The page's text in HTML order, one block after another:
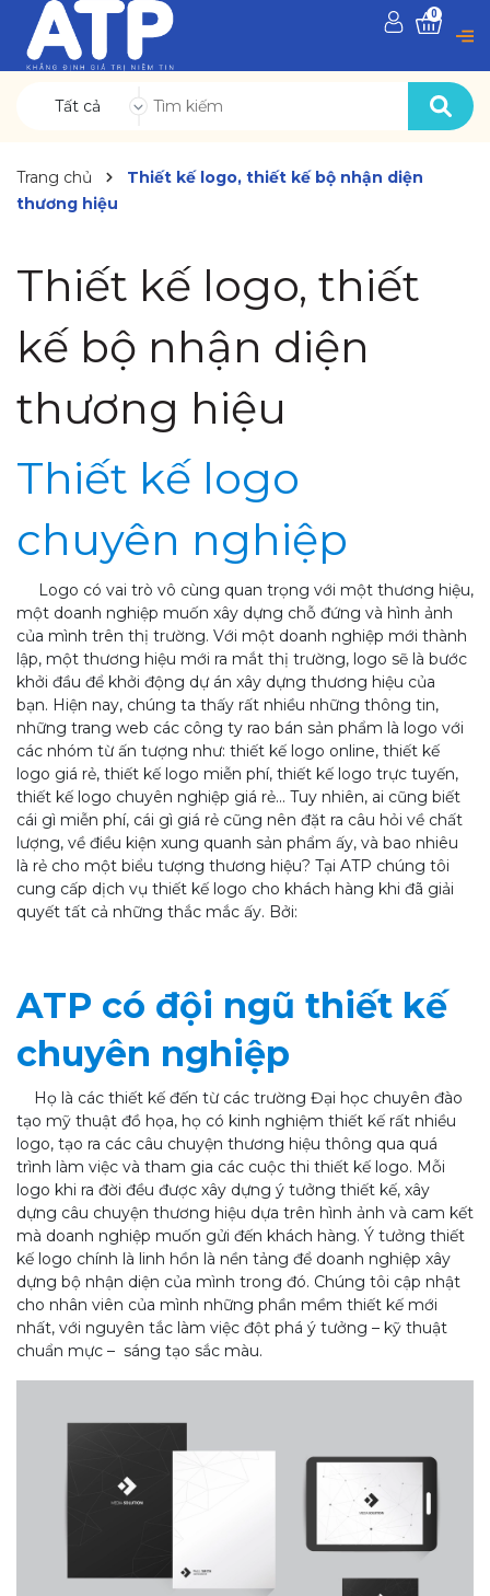
Tất cả
0
Trang chủ
Thiết kế logo, thiết kế bộ nhận diện
thương hiệu
Thiết kế logo, thiết
kế bộ nhận diện
thương hiệu
Thiết kế logo
chuyên nghiệp
Logo có vai trò vô cùng quan trọng với một thương hiệu,
một doanh nghiệp muốn xây dựng chỗ đứng và hình ảnh
của mình trên thị trường. Với một doanh nghiệp mới thành
lập, một thương hiệu mới ra mắt thị trường, logo sẽ là bước
khởi đầu để khởi động dự án xây dựng thương hiệu của
bạn. Hiện nay, chúng ta thấy rất nhiều những thông tin,
những trang web các công ty rao bán sản phẩm là logo với
các nhóm từ ấn tượng như: thiết kế logo online, thiết kế
logo giá rẻ, thiết kế logo miễn phí, thiết kế logo trực tuyến,
thiết kế logo chuyên nghiệp giá rẻ... Tuy nhiên, ai cũng biết
cái gì miễn phí, cái gì giá rẻ cũng nên đặt ra câu hỏi về chất
lượng, về điều kiện xung quanh sản phẩm ấy, và bao nhiêu
là rẻ cho một biểu tượng thương hiệu? Tại ATP chúng tôi
cung cấp dịch vụ thiết kế logo cho khách hàng khi đã giải
quyết tất cả những thắc mắc ấy. Bởi:
ATP có đội ngũ thiết kế
chuyên nghiệp
Họ là các thiết kế đến từ các trường Đại học chuyên đào
tạo mỹ thuật đồ họa, họ có kinh nghiệm thiết kế rất nhiều
logo, tạo ra các câu chuyện thương hiệu thông qua quá
trình làm việc và tham gia các cuộc thi thiết kế logo. Mỗi
logo khi ra đời đều được xây dựng ý tưởng thiết kế, xây
dựng câu chuyện thương hiệu dựa trên hình ảnh và cam kết
mà doanh nghiệp muốn gửi đến khách hàng. Ý tưởng thiết
kế logo chính là linh hồn là nền tảng để doanh nghiệp xây
dựng bộ nhận diện của mình trong đó. Chúng tôi cập nhật
cho nhân viên của mình những phần mềm thiết kế mới
nhất, với nguyên tắc làm việc đột phá ý tưởng – kỹ thuật
chuẩn mực – sáng tạo sắc màu.